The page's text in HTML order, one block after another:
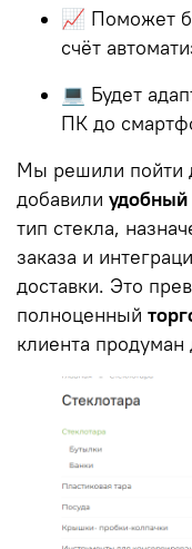
📈 Поможет
счёт
💻 Будет
ПК до
Мы решили пойти
добавили удобный
тип стекла,
заказа и
доставки. Это
полноценный
клиента